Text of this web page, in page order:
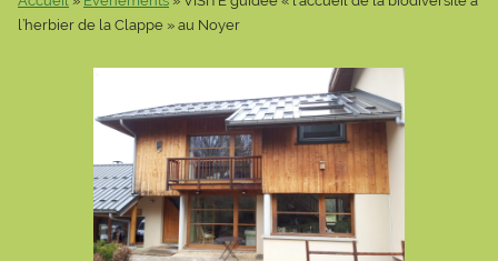
proximité
l’herbier de la Clappe » au Noyer